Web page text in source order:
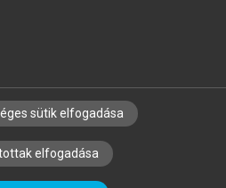
KÖNYVTÁROSOKNAK
LEKTORÁLÁSI ALAPELVEK
sütik elfogadása
elfogadása